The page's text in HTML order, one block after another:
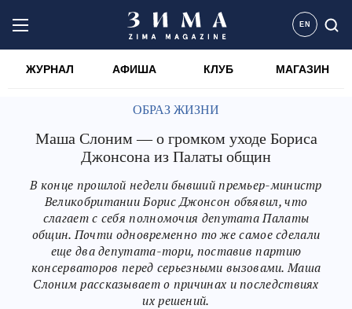
EN
ЖУРНАЛ АФИША КЛУБ МАГАЗИН
ОБРАЗ ЖИЗНИ
Маша Слоним — о громком уходе Бориса
Джонсона из Палаты общин
В конце прошлой недели бывший премьер-министр
Великобритании Борис Джонсон объявил, что
слагает с себя полномочия депутата Палаты
общин. Почти одновременно то же самое сделали
еще два депутата-тори, поставив партию
консерваторов перед серьезными вызовами. Маша
Слоним рассказывает о причинах и последствиях
их решений.